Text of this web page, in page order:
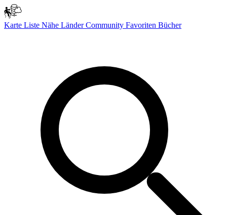
Karte Liste Nähe LänderCommunity Favoriten Bücher